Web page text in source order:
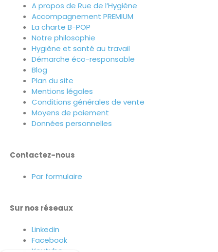
A propos de Rue de l’Hygiène
Accompagnement PREMIUM
La charte B-POP
Notre philosophie
Hygiène et santé au travail
Démarche éco-responsable
Blog
Plan du site
Mentions légales
Conditions générales de vente
Moyens de paiement
Données personnelles
Contactez-nous
Par formulaire
Sur nos réseaux
Linkedin
Facebook